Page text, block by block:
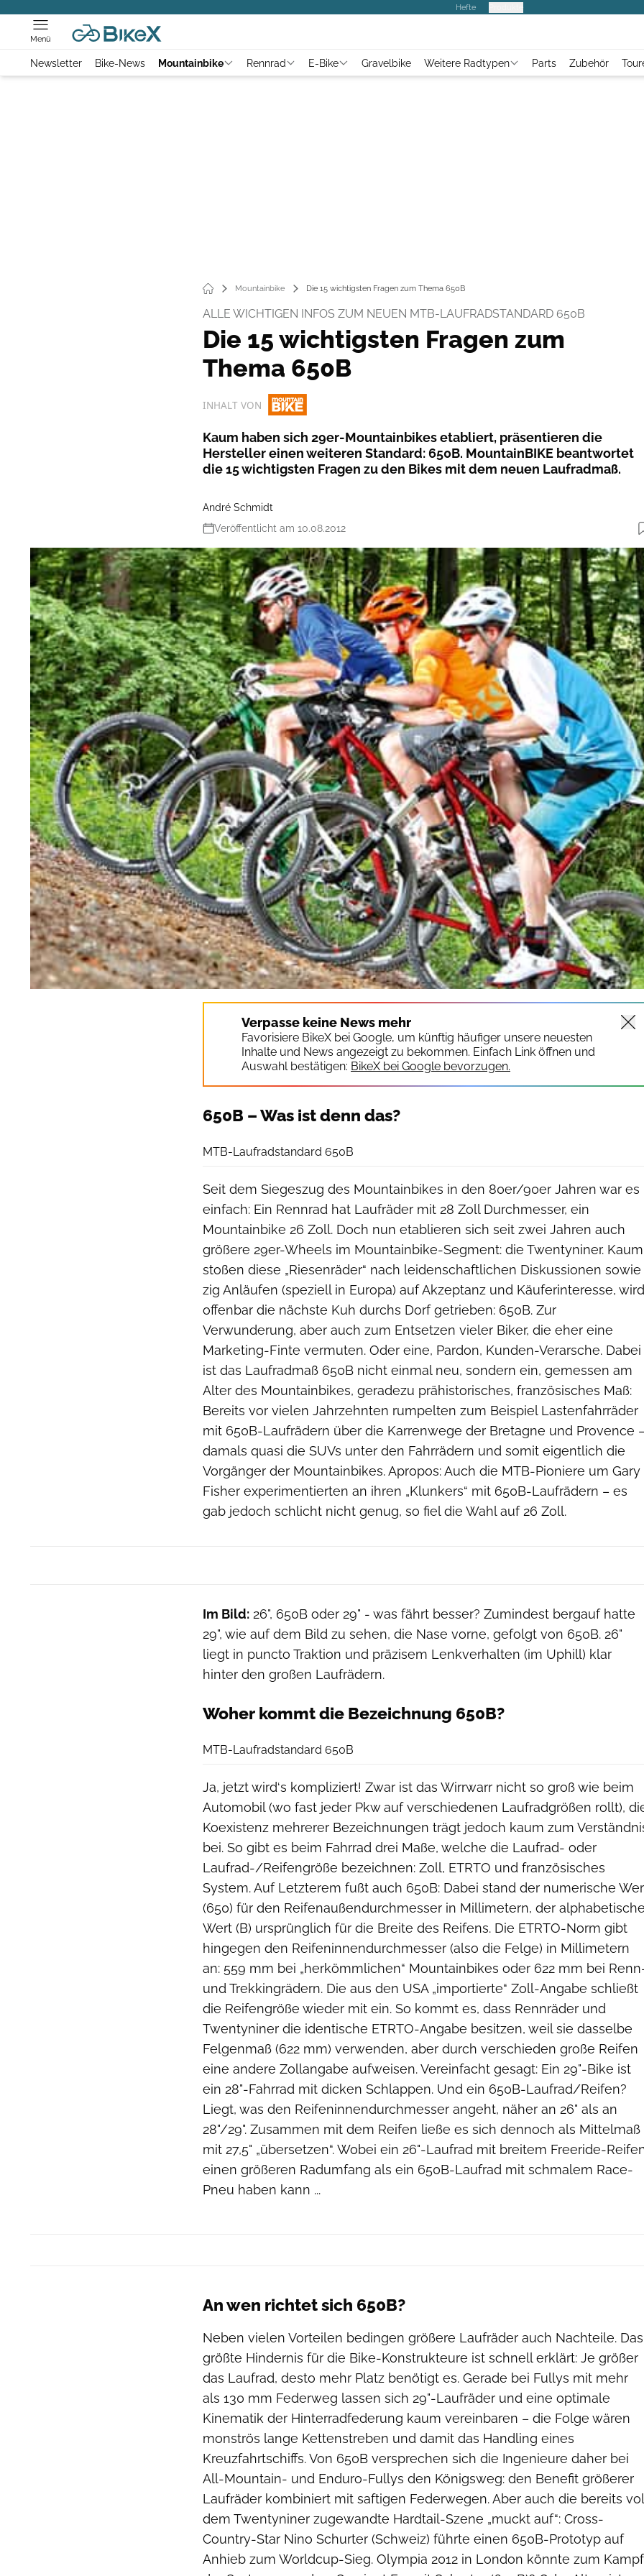
Hefte
Menü
Newsletter Bike-News Mountainbike Rennrad E-Bike Gravelbike Weitere Radtypen Parts Zubehör
Mountainbike Die 15 wichtigsten Fragen zum Thema 650B
ALLE WICHTIGEN INFOS ZUM NEUEN MTB-LAUFRADSTANDARD 650B
Die 15 wichtigsten Fragen zum
Thema 650B
INHALT VON
Kaum haben sich 29er-Mountainbikes etabliert, ­präsentieren die
Hersteller einen weiteren ­Standard: 650B. MountainBIKE beantwortet
die 15 wichtigsten Fragen zu den Bikes mit dem neuen Laufradmaß.
André Schmidt
Veröffentlicht am 10.08.2012
Verpasse keine News mehr
Favorisiere BikeX bei Google, um künftig häufiger unsere neuesten
Inhalte und News angezeigt zu bekommen. Einfach Link öffnen und
Auswahl bestätigen: BikeX bei Google bevorzugen.
650B – Was ist denn das?
MTB-Laufradstandard 650B
Seit dem Siegeszug des Mountainbikes in den 80er/90er Jahren war es
einfach: Ein Rennrad hat Laufräder mit 28 Zoll Durchmesser, ein
Mountainbike 26 Zoll. Doch nun etablieren sich seit zwei Jahren auch
größere 29er-Wheels im Mountainbike-Segment: die Twentyniner. Kaum
stoßen diese „Riesenräder“ nach leidenschaftlichen Diskussionen sowie
zig Anläufen (speziell in Europa) auf Akzeptanz und Käuferinteresse, wird
offenbar die nächste Kuh durchs Dorf getrieben: 650B. Zur
Verwunderung, aber auch zum Entsetzen vieler Biker, die eher eine
Marketing-Finte vermuten. Oder eine, Pardon, Kunden-Verarsche. Dabei
ist das Laufradmaß 650B nicht einmal neu, sondern ein, gemessen am
Alter des Mountainbikes, geradezu prähistorisches, französisches Maß:
Bereits vor vielen Jahrzehnten rumpelten zum Beispiel Lastenfahrräder
mit 650B-Laufrädern über die Karrenwege der Bretagne und Provence –
damals quasi die SUVs unter den Fahrrädern und somit eigentlich die
Vorgänger der Mountainbikes. Apropos: Auch die MTB-Pioniere um Gary
Fisher experimentierten an ihren „Klunkers“ mit 650B-Laufrädern – es
gab jedoch schlicht nicht genug, so fiel die Wahl auf 26 Zoll.
Im Bild: 26", 650B oder 29" - was fährt besser? Zumindest bergauf hatte
29", wie auf dem Bild zu sehen, die Nase vorne, gefolgt von 650B. 26"
liegt in puncto Traktion und präzisem Lenkverhalten (im Uphill) klar
hinter den großen Laufrädern.
Woher kommt die Bezeichnung 650B?
MTB-Laufradstandard 650B
Ja, jetzt wird‘s kompliziert! Zwar ist das Wirrwarr nicht so groß wie beim
Automobil (wo fast jeder Pkw auf verschiedenen Laufradgrößen rollt),
Koexistenz mehrerer Bezeichnungen trägt jedoch kaum zum
bei. So gibt es beim Fahrrad drei Maße, welche die ­Laufrad- oder
Laufrad-/Reifengröße ­bezeichnen: Zoll, ETRTO und französisches
System. Auf Letzterem fußt auch 650B: Dabei stand der numerische
(650) für den Reifen­außendurchmesser in Millimetern, der alphabetische
Wert (B) ursprünglich für die Breite des Reifens. Die ETRTO-Norm gibt
hingegen den Reifeninnendurchmesser (also die Felge) in Millimetern
an: 559 mm bei „herkömmlichen“ Mountainbikes oder 622 mm bei
und Trekkingrädern. Die aus den USA „importierte“ Zoll-Angabe schließt
die Reifengröße wieder mit ein. So kommt es, dass Rennräder und
Twentyniner die identische ETRTO-Angabe besitzen, weil sie dasselbe
Felgenmaß (622 mm) verwenden, aber durch verschieden große Reifen
eine andere Zollangabe aufweisen. Vereinfacht gesagt: Ein 29"-Bike ist
ein 28"-Fahrrad mit ­dicken Schlappen. Und ein 650B-Laufrad/Reifen?
Liegt, was den Reifeninnendurchmesser angeht, näher an 26" als an
28"/29". Zusammen mit dem Reifen ließe es sich dennoch als Mittelmaß
mit 27,5" „übersetzen“. Wobei ein 26"-Laufrad mit breitem Freeride-
einen größeren Radumfang als ein 650B-Laufrad mit schmalem Race-
Pneu haben kann ...
An wen richtet sich 650B?
Neben vielen Vorteilen bedingen größere Laufräder auch Nachteile. Das
größte Hindernis für die Bike-Konstrukteure ist schnell erklärt: Je größer
das Laufrad, desto mehr Platz benötigt es. Gerade bei Fullys mit mehr
als 130 mm Federweg lassen sich 29"-Laufräder und eine optimale
Kinematik der Hinterradfederung kaum vereinbaren – die Folge wären
monströs lange Kettenstreben und damit das Handling eines
Kreuzfahrtschiffs. Von 650B versprechen sich die Ingenieure daher bei
All-Mountain- und Enduro-Fullys den Königsweg: den Benefit größerer
Laufräder kombiniert mit saftigen Federwegen. Aber auch die bereits
dem Twentyniner zugewandte Hardtail-Szene „muckt auf“: Cross-
Country-Star Nino Schurter (Schweiz) führte einen 650B-Prototyp auf
Anhieb zum Worldcup-Sieg. Olympia 2012 in London könnte zum Kampf